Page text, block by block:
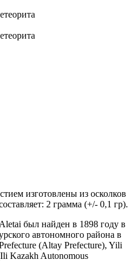
изготовлены из осколков
2 грамма (+/- 0,1 гр).
был найден в 1898 году в
автономного района в
(Altay Prefecture), Yili
Kazakh Autonomous